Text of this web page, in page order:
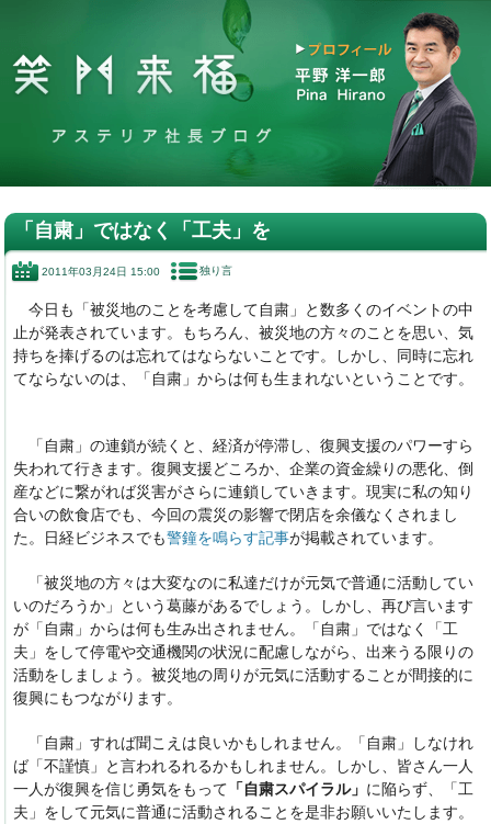
「自粛」ではなく「工夫」を
2011年03月24日 15:00 独り言
今日も「被災地のことを考慮して自粛」と数多くのイベントの中
止が発表されています。もちろん、被災地の方々のことを思い、気
持ちを捧げるのは忘れてはならないことです。しかし、同時に忘れ
てならないのは、「自粛」からは何も生まれないということです。
「自粛」の連鎖が続くと、経済が停滞し、復興支援のパワーすら
失われて行きます。復興支援どころか、企業の資金繰りの悪化、倒
産などに繋がれば災害がさらに連鎖していきます。現実に私の知り
合いの飲食店でも、今回の震災の影響で閉店を余儀なくされまし
た。日経ビジネスでも警鐘を鳴らす記事が掲載されています。
「被災地の方々は大変なのに私達だけが元気で普通に活動してい
いのだろうか」という葛藤があるでしょう。しかし、再び言います
が「自粛」からは何も生み出されません。「自粛」ではなく「工
夫」をして停電や交通機関の状況に配慮しながら、出来うる限りの
活動をしましょう。被災地の周りが元気に活動することが間接的に
復興にもつながります。
「自粛」すれば聞こえは良いかもしれません。「自粛」しなけれ
ば「不謹慎」と言われるれるかもしれません。しかし、皆さん一人
一人が復興を信じ勇気をもって 「自粛スパイラル」 に陥らず、「工
夫」をして元気に普通に活動されることを是非お願いいたします。